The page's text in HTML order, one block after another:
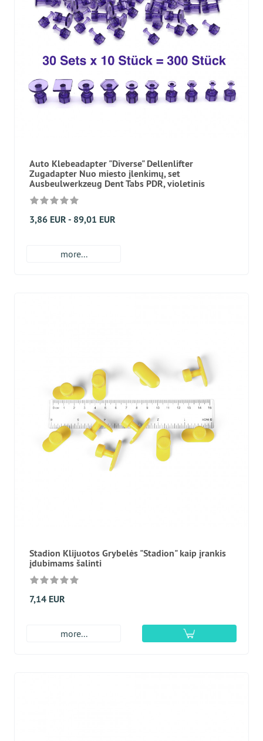
Auto Klebeadapter "Diverse" Dellenlifter
Zugadapter Nuo miesto įlenkimų, set
Ausbeulwerkzeug Dent Tabs PDR, violetinis
3,86 EUR - 89,01 EUR
more...
Stadion Klijuotos Grybelės "Stadion" kaip įrankis
įdubimams šalinti
7,14 EUR
more...